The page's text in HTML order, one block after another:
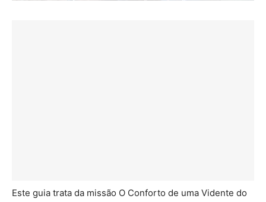
Este guia trata da missão O Conforto de uma Vidente do